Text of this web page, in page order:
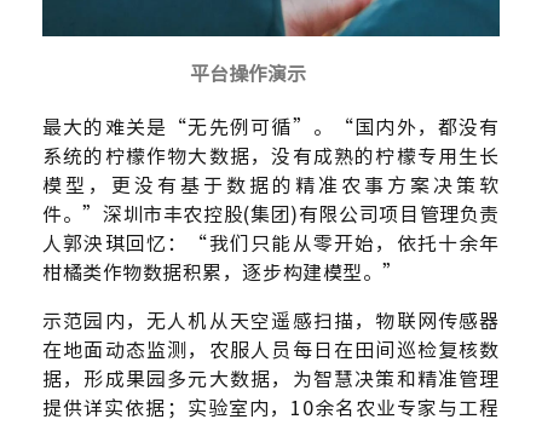
平台操作演示
最大的难关是“无先例可循”。“国内外，都没有
系统的柠檬作物大数据，没有成熟的柠檬专用生长
模型，更没有基于数据的精准农事方案决策软
件。”深圳市丰农控股(集团)有限公司项目管理负责
人郭泱琪回忆：“我们只能从零开始，依托十余年
柑橘类作物数据积累，逐步构建模型。”
示范园内，无人机从天空遥感扫描，物联网传感器
在地面动态监测，农服人员每日在田间巡检复核数
据，形成果园多元大数据，为智慧决策和精准管理
提供详实依据；实验室内，10余名农业专家与工程